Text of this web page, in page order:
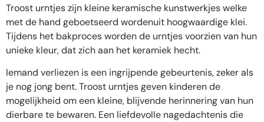
Troost urntjes zijn kleine keramische kunstwerkjes welke
met de hand geboetseerd wordenuit hoogwaardige klei.
Tijdens het bakproces worden de urntjes voorzien van hun
unieke kleur, dat zich aan het keramiek hecht.
Iemand verliezen is een ingrijpende gebeurtenis, zeker als
je nog jong bent. Troost urntjes geven kinderen de
mogelijkheid om een kleine, blijvende herinnering van hun
dierbare te bewaren. Een liefdevolle nagedachtenis die